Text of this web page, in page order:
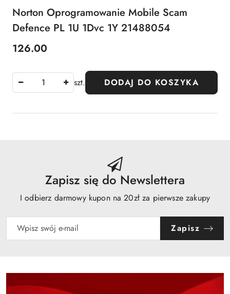
Norton Oprogramowanie Mobile Scam
Defence PL 1U 1Dvc 1Y 21488054
Cena:
126.00
szt. DODAJ DO KOSZYKA
Zapisz się do Newslettera
I odbierz darmowy kupon na 20zł za pierwsze zakupy
Zapisz